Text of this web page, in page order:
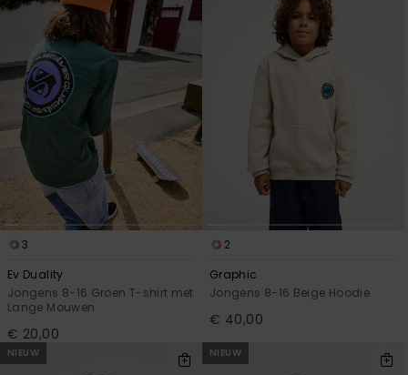
3
Ev Duality
Jongens 8-16 Groen T-shirt met
Lange Mouwen
€ 20,00
2
Graphic
Jongens 8-16 Beige Hoodie
€ 40,00
NIEUW NIEUW